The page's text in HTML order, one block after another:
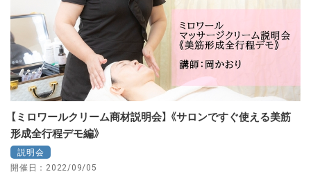
【ミロワールクリーム商材説明会】 《サロンですぐ使える美筋
形成全行程デモ編》
説明会
開催日：2022/09/05